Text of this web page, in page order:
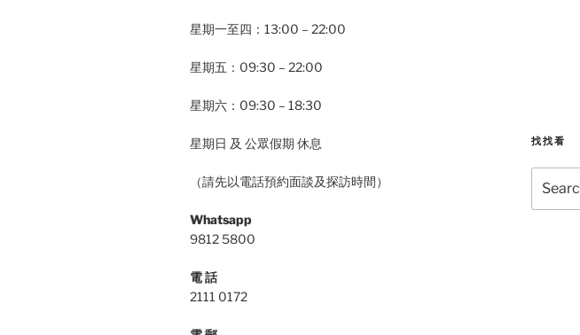
星期一至四：13:00 – 22:00
星期五：09:30 – 22:00
星期六：09:30 – 18:30
星期日 及 公眾假期 休息
（請先以電話預約面談及探訪時間）
Whatsapp
9812 5800
電 話
2111 0172
找找看
for: